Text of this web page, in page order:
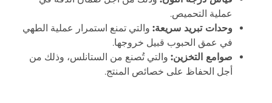
عملية التحميص.
وحدات تبريد سريعة: والتي تمنع استمرار عملية الطهي
في عمق الحبوب قبيل خروجها.
صوامع التخزين: والتي تُصنع من الستانلس، وذلك من
أجل الحفاظ على خصائص المنتج.